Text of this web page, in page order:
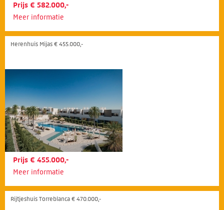
Prijs € 582.000,-
Meer informatie
Herenhuis Mijas € 455.000,-
Prijs € 455.000,-
Meer informatie
Rijtjeshuis Torreblanca € 470.000,-